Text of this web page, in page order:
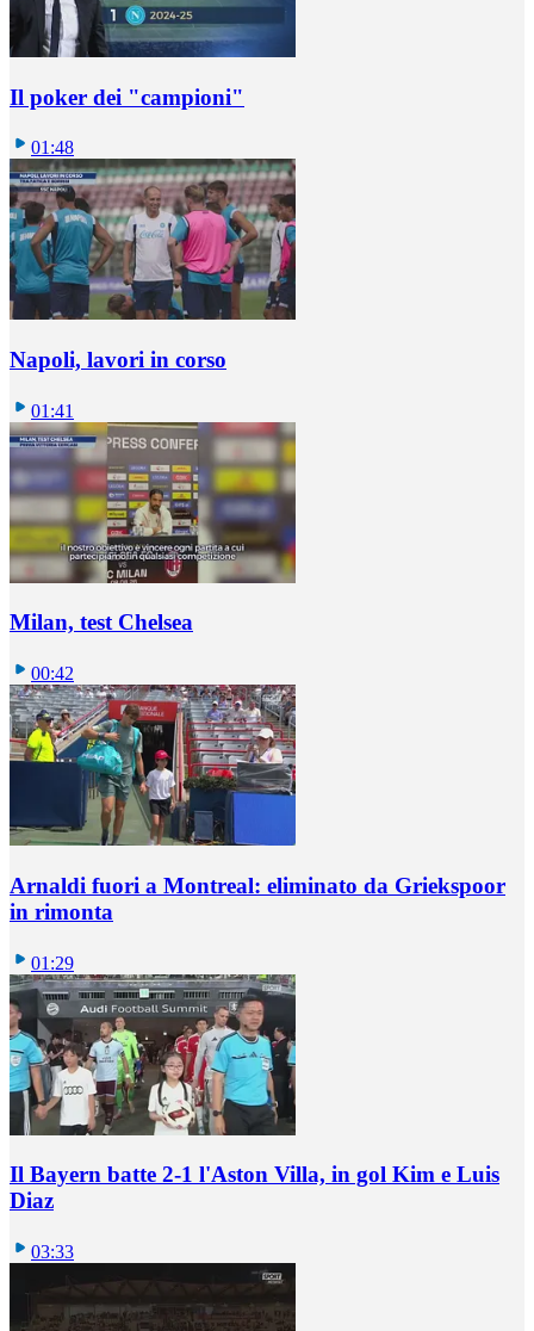
Il poker dei "campioni"
01:48
Napoli, lavori in corso
01:41
Milan, test Chelsea
00:42
Arnaldi fuori a Montreal: eliminato da Griekspoor
in rimonta
01:29
Il Bayern batte 2-1 l'Aston Villa, in gol Kim e Luis
Diaz
03:33